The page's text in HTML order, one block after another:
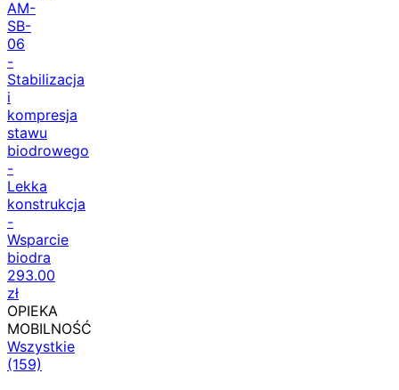
AM-
SB-
06
-
Stabilizacja
i
kompresja
stawu
biodrowego
-
Lekka
konstrukcja
-
Wsparcie
biodra
293.00
zł
OPIEKA
MOBILNOŚĆ
Wszystkie
(159)